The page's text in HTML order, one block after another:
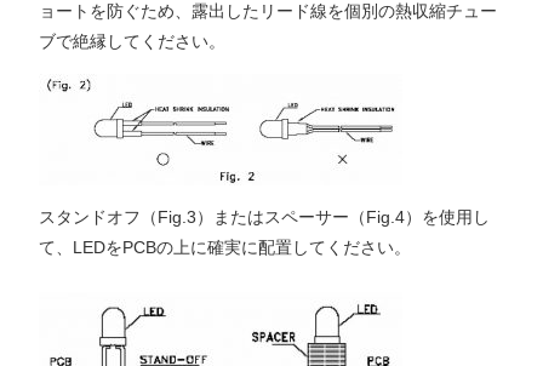
ョートを防ぐため、露出したリード線を個別の熱収縮チュー
ブで絶縁してください。
スタンドオフ（Fig.3）またはスペーサー（Fig.4）を使用し
て、LEDをPCBの上に確実に配置してください。